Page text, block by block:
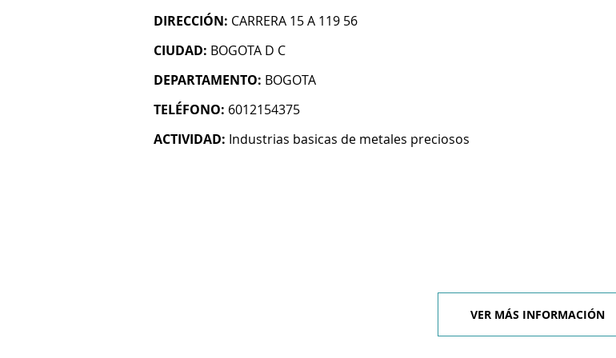
DIRECCIÓN: CARRERA 15 A 119 56
CIUDAD: BOGOTA D C
DEPARTAMENTO: BOGOTA
TELÉFONO: 6012154375
ACTIVIDAD: Industrias basicas de metales preciosos
VER MÁS INFORMACIÓN